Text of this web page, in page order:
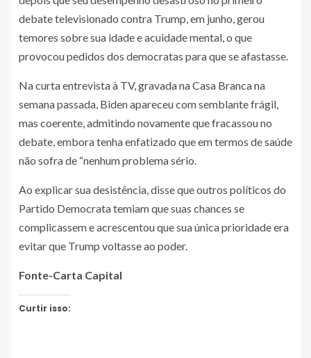
debate televisionado contra Trump, em junho, gerou
temores sobre sua idade e acuidade mental, o que
provocou pedidos dos democratas para que se afastasse.
Na curta entrevista à TV, gravada na Casa Branca na
semana passada, Biden apareceu com semblante frágil,
mas coerente, admitindo novamente que fracassou no
debate, embora tenha enfatizado que em termos de saúde
não sofra de “nenhum problema sério.
Ao explicar sua desistência, disse que outros políticos do
Partido Democrata temiam que suas chances se
complicassem e acrescentou que sua única prioridade era
evitar que Trump voltasse ao poder.
Fonte-Carta Capital
Curtir isso: